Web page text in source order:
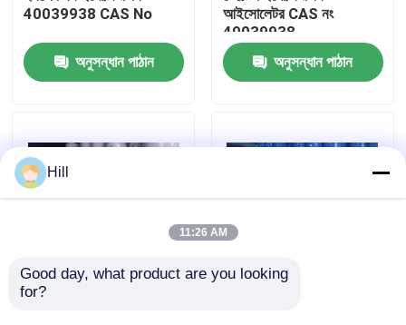
কারখানা ভ্রমণ
মান নিয়ন্ত্রণ
আমাদের সাথে যোগাযোগ
40039938 CAS No
অনুসন্ধান পাঠান
আইসোলেটর CAS নং
40039938
অনুসন্ধান পাঠান
শ্রেণীবিভাগ সিটি পিটি ইনসুলেটর
Hill
11:26 AM
Good day, what product are you looking
for?